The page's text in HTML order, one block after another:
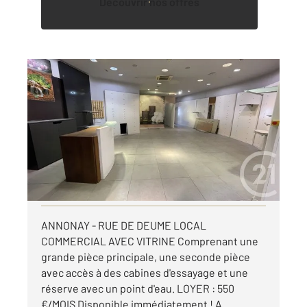
ANNONAY 07
84,10 m , 2 pièces
Ref : 4378
Appartement Local à louer
550 €
par mois charges comprises
Visiter le site dédié
ANNONAY - RUE DE DEUME LOCAL
COMMERCIAL AVEC VITRINE Comprenant une
grande pièce principale, une seconde pièce
avec accès à des cabines d'essayage et une
réserve avec un point d'eau. LOYER : 550
€/MOIS Disponible immédiatement ! A